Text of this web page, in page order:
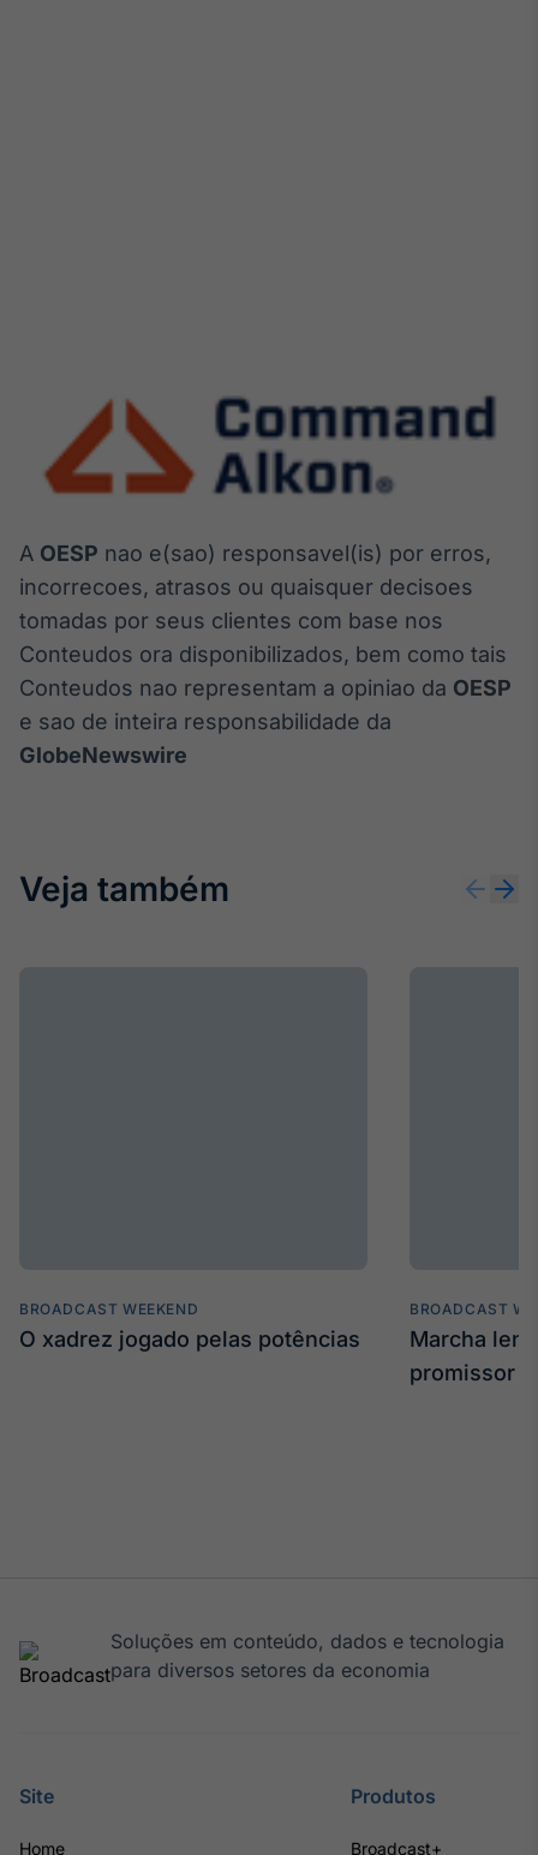
A OESP nao e(sao) responsavel(is) por erros,
incorrecoes, atrasos ou quaisquer decisoes
tomadas por seus clientes com base nos
Conteudos ora disponibilizados, bem como tais
Conteudos nao representam a opiniao da OESP
e sao de inteira responsabilidade da
GlobeNewswire
Veja também
BROADCAST WEEKEND
O xadrez jogado pelas potências
BROADCAST
Marcha
promissor
Soluções em conteúdo, dados e tecnologia
para diversos setores da economia
Site
Home
Produtos
Broadcast+